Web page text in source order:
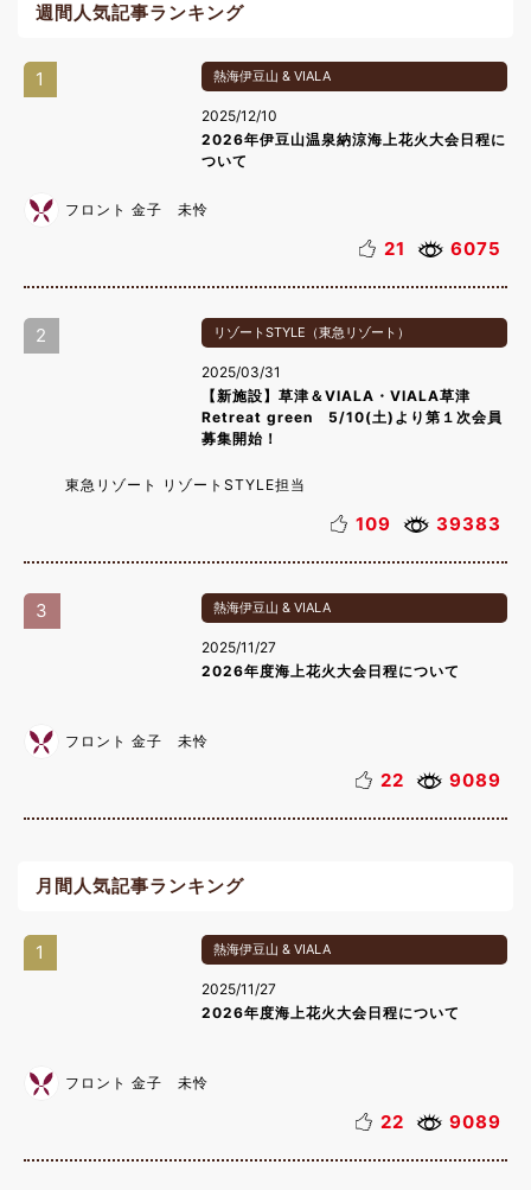
週間人気記事ランキング
1 熱海伊豆山 & VIALA
2025/12/10
2026年伊豆山温泉納涼海上花火大会日程に
ついて
フロント 金子 未怜
21 6075
2 リゾートSTYLE（東急リゾート）
2025/03/31
【新施設】草津＆VIALA・VIALA草津
Retreat green 5/10(土)より第１次会員
募集開始！
東急リゾート リゾートSTYLE担当
109 39383
3 熱海伊豆山 & VIALA
2025/11/27
2026年度海上花火大会日程について
フロント 金子 未怜
22 9089
月間人気記事ランキング
1 熱海伊豆山 & VIALA
2025/11/27
2026年度海上花火大会日程について
フロント 金子 未怜
22 9089